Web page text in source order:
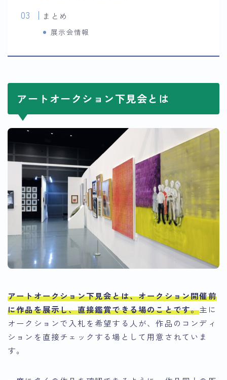
まとめ
展示会情報
アートオークション下見会とは
アートオークション下見会とは、オークション開催前
に作品を展示し、直接鑑賞できる場のことです。主に
オークションで入札を希望する人が、作品のコンディ
ションを直接チェックする場として用意されていま
す。